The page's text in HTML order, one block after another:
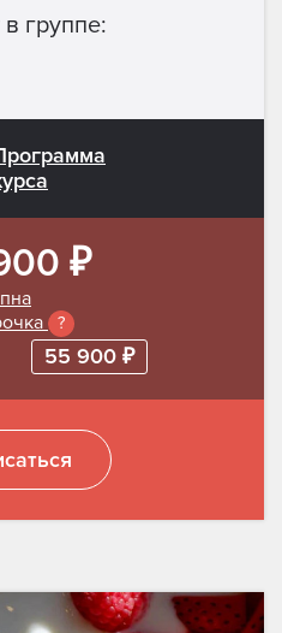
группе:
₽
?
55 900 ₽